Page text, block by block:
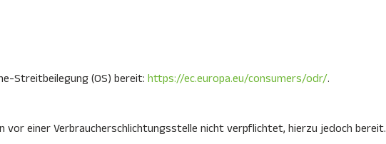
Streitbeilegung (OS) bereit: https://ec.europa.eu/consumers/odr/.
vor einer Verbraucherschlichtungsstelle nicht verpflichtet, hierzu jedoch bereit.